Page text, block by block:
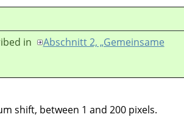
in
Abschnitt 2, „Gemeinsame
shift, between 1 and 200 pixels.